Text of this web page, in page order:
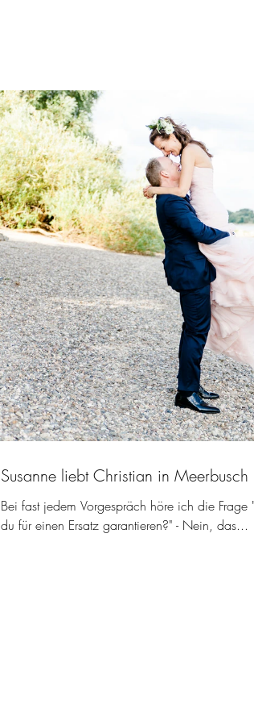
Susanne liebt Christian in Meerbusch
Bei fast jedem Vorgespräch höre ich die
du für einen Ersatz garantieren?" - Nein, das...